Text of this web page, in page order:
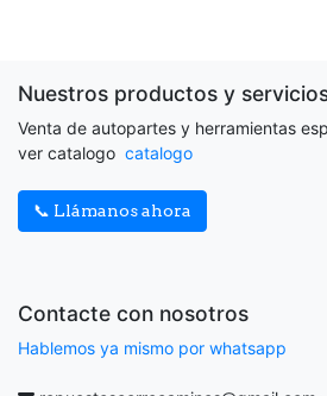
Nuestros productos y
Venta de autopartes y herramientas
ver catalogo catalogo
📞 Llámanos ahora
Contacte con nosotros
Hablemos ya mismo por whatsapp